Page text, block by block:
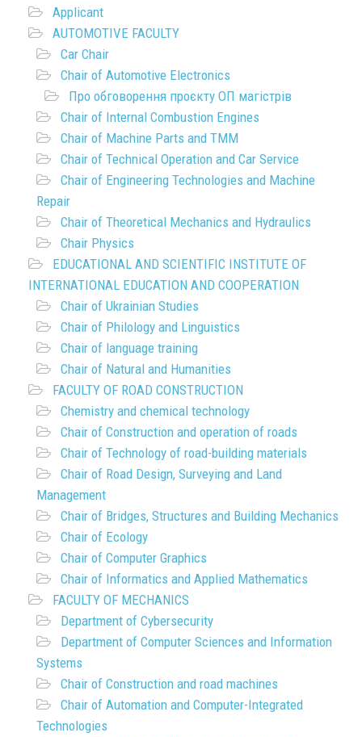
Applicant
AUTOMOTIVE FACULTY
Car Chair
Chair of Automotive Electronics
Про обговорення проєкту ОП магістрів
Chair of Internal Combustion Engines
Chair of Machine Parts and TMM
Chair of Technical Operation and Car Service
Chair of Engineering Technologies and Machine
Repair
Chair of Theoretical Mechanics and Hydraulics
Chair Physics
EDUCATIONAL AND SCIENTIFIC INSTITUTE OF
INTERNATIONAL EDUCATION AND COOPERATION
Chair of Ukrainian Studies
Chair of Philology and Linguistics
Chair of language training
Chair of Natural and Humanities
FACULTY OF ROAD CONSTRUCTION
Chemistry and chemical technology
Chair of Construction and operation of roads
Chair of Technology of road-building materials
Chair of Road Design, Surveying and Land
Management
Chair of Bridges, Structures and Building Mechanics
Chair of Ecology
Chair of Computer Graphics
Chair of Informatics and Applied Mathematics
FACULTY OF MECHANICS
Department of Cybersecurity
Department of Computer Sciences and Information
Systems
Chair of Construction and road machines
Chair of Automation and Computer-Integrated
Technologies